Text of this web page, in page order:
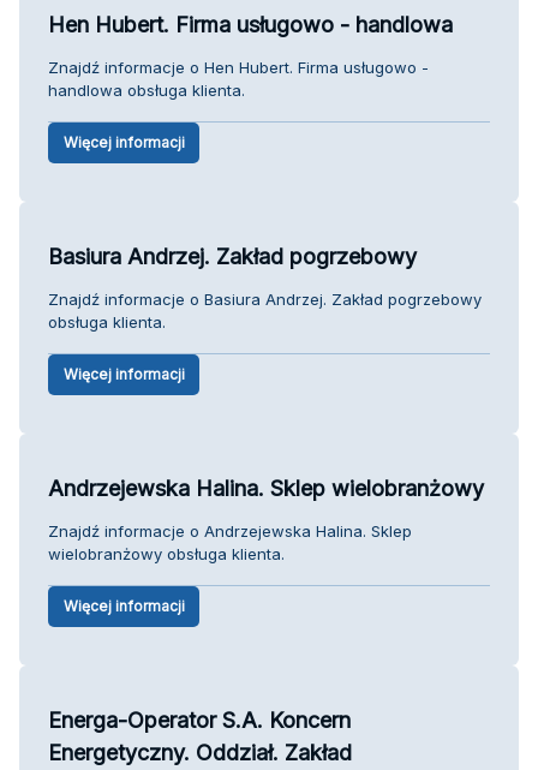
Hen Hubert. Firma usługowo - handlowa
Znajdź informacje o Hen Hubert. Firma usługowo -
handlowa obsługa klienta.
Więcej informacji
Basiura Andrzej. Zakład pogrzebowy
Znajdź informacje o Basiura Andrzej. Zakład pogrzebowy
obsługa klienta.
Więcej informacji
Andrzejewska Halina. Sklep wielobranżowy
Znajdź informacje o Andrzejewska Halina. Sklep
wielobranżowy obsługa klienta.
Więcej informacji
Energa-Operator S.A. Koncern
Energetyczny. Oddział. Zakład